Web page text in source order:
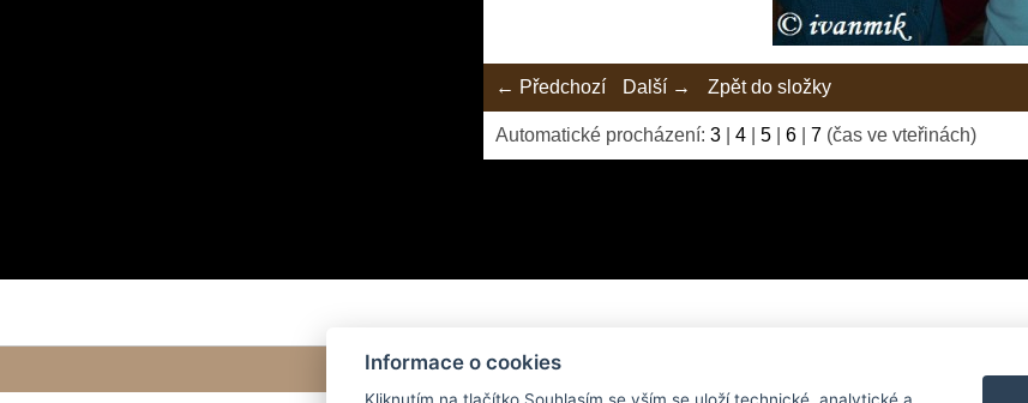
← Předchozí Další → Zpět do složky
Automatické procházení:3 |4 |5 |6 |7 (čas ve vteřinách)
Informace o cookies